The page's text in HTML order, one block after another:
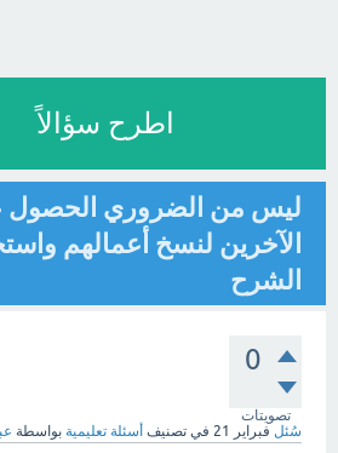
اطرح سؤالاً
ليس من الضروري الحصول
الآخرين لنسخ أعمالهم
الشرح
0
تصويتات
سُئل فبراير 21 في تصنيف أسئلة تعليمية بواسطة